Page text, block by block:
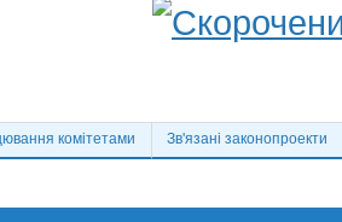
комітетами Зв'язані законопроекти